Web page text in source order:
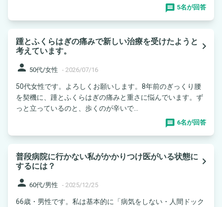
5名が回答
踵とふくらはぎの痛みで新しい治療を受けたようと
考えています。
navigate_next
person 50代/女性 - 2026/07/16
50代女性です。よろしくお願いします。8年前のぎっくり腰
を契機に、踵とふくらはぎの痛みと重さに悩んでいます。ず
っと立っているのと、歩くのが辛いで...
6名が回答
普段病院に行かない私がかかりつけ医がいる状態に
するには？
navigate_next
person 60代/男性 - 2025/12/25
66歳・男性です。私は基本的に「病気をしない・人間ドック